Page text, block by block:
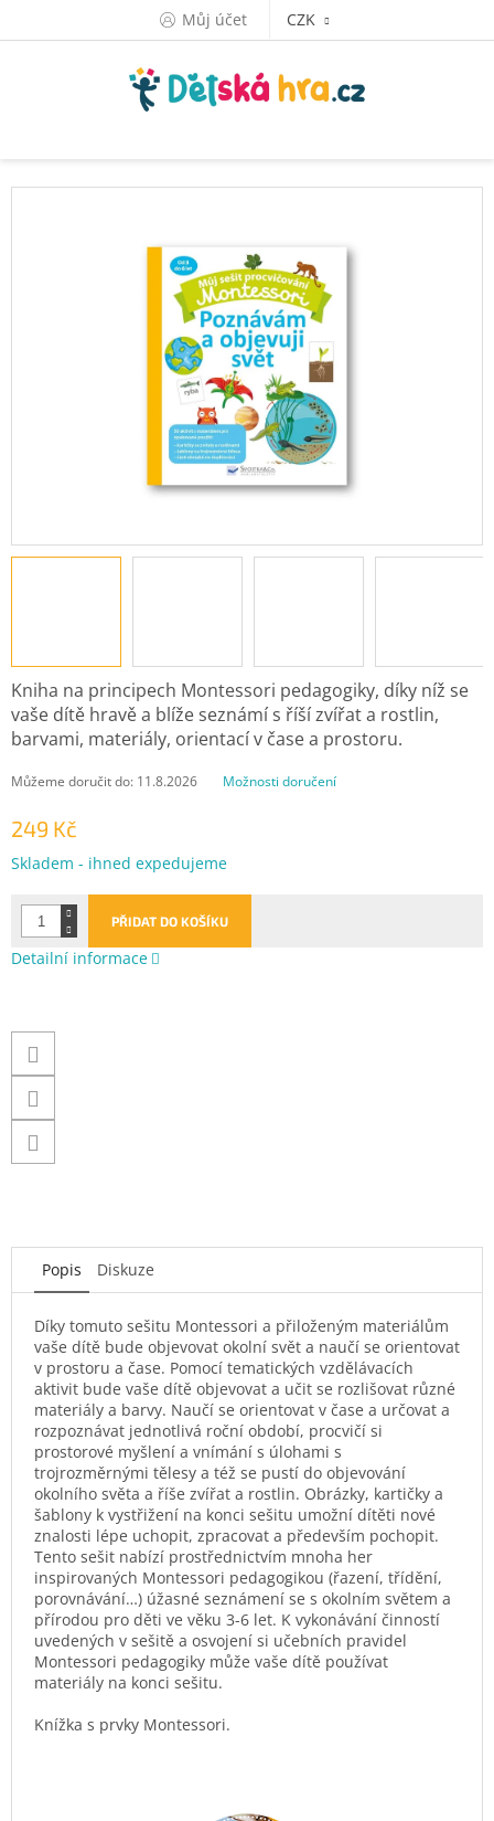
Můj účet CZK
249 Kč
Měrná
Skladem - ihned expedujeme
Můžeme doručit do: 11.8.2026 Možnosti doručení
PŘIDAT DO KOŠÍKU
Kniha na principech Montessori pedagogiky, díky níž se
vaše dítě hravě a blíže seznámí s říší zvířat a rostlin,
barvami, materiály, orientací v čase a prostoru.
Detailní informace
Popis Diskuze
Díky tomuto sešitu Montessori a přiloženým materiálům
vaše dítě bude objevovat okolní svět a naučí se orientovat
v prostoru a čase. Pomocí tematických vzdělávacích
aktivit bude vaše dítě objevovat a učit se rozlišovat různé
materiály a barvy. Naučí se orientovat v čase a určovat a
rozpoznávat jednotlivá roční období, procvičí si
prostorové myšlení a vnímání s úlohami s
trojrozměrnými tělesy a též se pustí do objevování
okolního světa a říše zvířat a rostlin. Obrázky, kartičky a
šablony k vystřižení na konci sešitu umožní dítěti nové
znalosti lépe uchopit, zpracovat a především pochopit.
Tento sešit nabízí prostřednictvím mnoha her
inspirovaných Montessori pedagogikou (řazení, třídění,
porovnávání…) úžasné seznámení se s okolním světem a
přírodou pro děti ve věku 3-6 let. K vykonávání činností
uvedených v sešitě a osvojení si učebních pravidel
Montessori pedagogiky může vaše dítě používat
materiály na konci sešitu.
Knížka s prvky Montessori.